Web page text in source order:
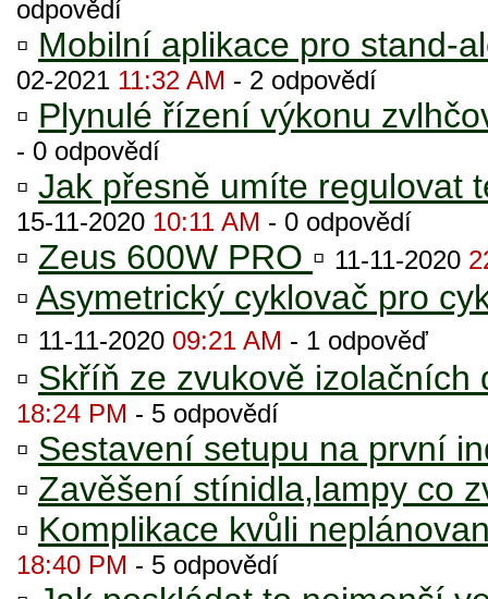
odpovědí
▫ Mobilní aplikace pro stand-
02-2021 11:32 AM - 2 odpovědí
▫ Plynulé řízení výkonu
- 0 odpovědí
▫ Jak přesně umíte regulovat
15-11-2020 10:11 AM - 0 odpovědí
▫ Zeus 600W PRO ▫ 11-11-2020
▫ Asymetrický cyklovač pro
▫ 11-11-2020 09:21 AM - 1 odpověď
▫ Skříň ze zvukově izolačních
18:24 PM - 5 odpovědí
▫ Sestavení setupu na první
▫ Zavěšení stínidla,lampy co
▫ Komplikace kvůli
18:40 PM - 5 odpovědí